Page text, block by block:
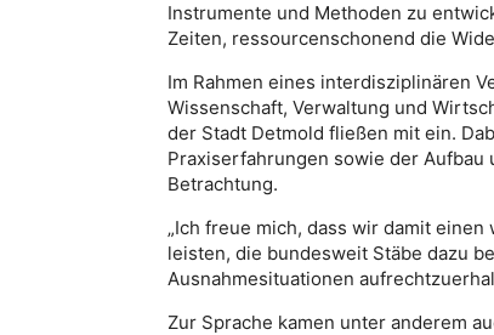
Instrumente und Methoden zu
Zeiten, ressourcenschonend die
Im Rahmen eines interdisziplinären
Wissenschaft, Verwaltung und
der Stadt Detmold fließen mit ein.
Praxiserfahrungen sowie der
Betrachtung.
„Ich freue mich, dass wir damit
leisten, die bundesweit Stäbe dazu
Ausnahmesituationen
Zur Sprache kamen unter anderem